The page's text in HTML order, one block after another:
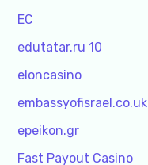
EC
edutatar.ru 10
eloncasino
embassyofisrael.co.uk
epeikon.gr
Fast Payout Casino